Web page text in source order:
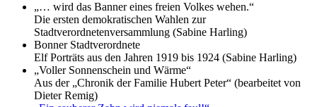
„… wird das Banner eines freien Volkes wehen.“
Die ersten demokratischen Wahlen zur
Stadtverordnetenversammlung (Sabine Harling)
Bonner Stadtverordnete
Elf Porträts aus den Jahren 1919 bis 1924 (Sabine Harling)
„Voller Sonnenschein und Wärme“
Aus der „Chronik der Familie Hubert Peter“ (bearbeitet von
Dieter Remig)